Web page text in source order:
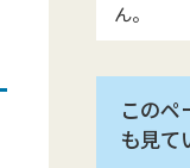
ん。
このペ
も見て